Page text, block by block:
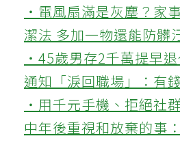
‧電風扇滿是灰塵？家
潔法 多加一物還能防髒
‧45歲男存2千萬提早
通知「淚回職場」：有
‧用千元手機、拒絕社
中年後重視和放棄的事